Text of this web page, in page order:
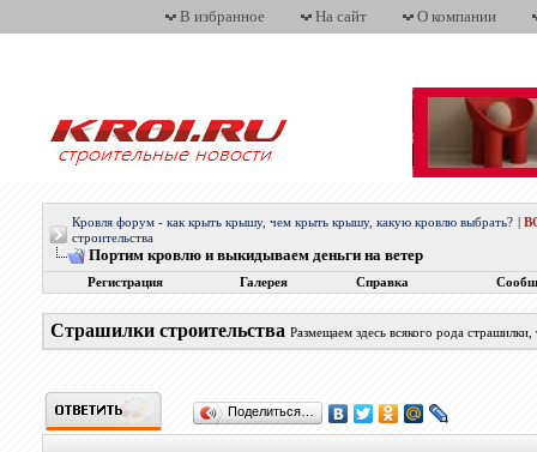
В избранное На сайт О компании
Кровля форум - как крыть крышу, чем крыть крышу, какую кровлю выбрать?
строительства
Портим кровлю и выкидываем деньги на ветер
Регистрация Галерея Справка
Страшилки строительства Размещаем здесь всякого рода
Поделиться…